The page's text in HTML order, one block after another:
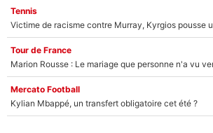
Tennis
Tour de France
Marion Rousse : Le mariage que personne n'a vu
Mercato Football
Kylian Mbappé, un transfert obligatoire cet été ?